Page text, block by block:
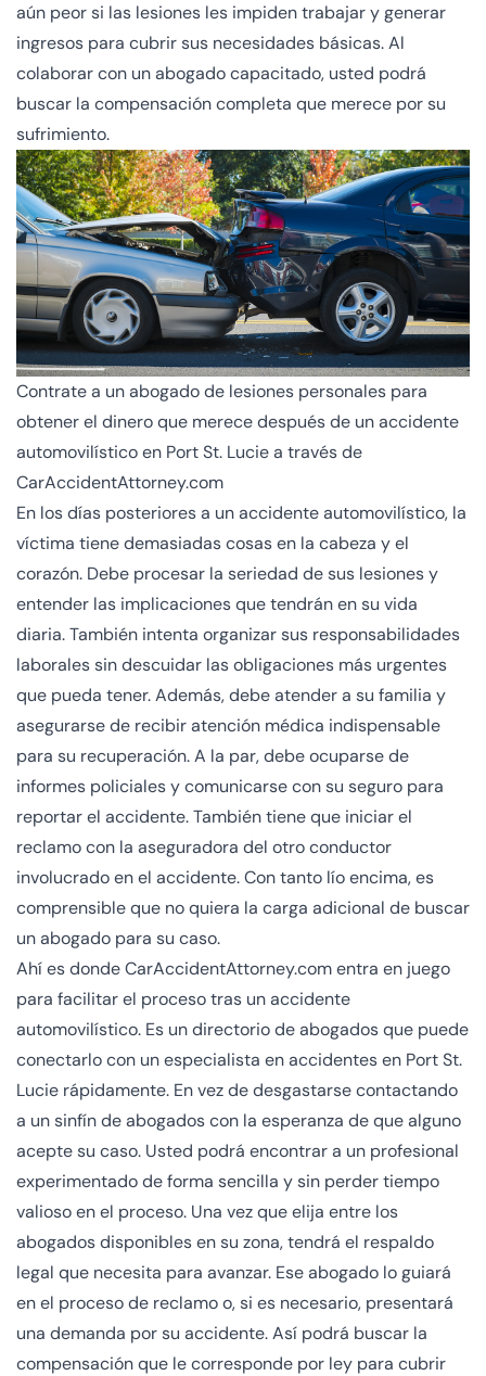
aún peor si las lesiones les impiden trabajar y generar
ingresos para cubrir sus necesidades básicas. Al
colaborar con un abogado capacitado, usted podrá
buscar la compensación completa que merece por su
sufrimiento.
Contrate a un abogado de lesiones personales para
obtener el dinero que merece después de un accidente
automovilístico en Port St. Lucie a través de
CarAccidentAttorney.com
En los días posteriores a un accidente automovilístico, la
víctima tiene demasiadas cosas en la cabeza y el
corazón. Debe procesar la seriedad de sus lesiones y
entender las implicaciones que tendrán en su vida
diaria. También intenta organizar sus responsabilidades
laborales sin descuidar las obligaciones más urgentes
que pueda tener. Además, debe atender a su familia y
asegurarse de recibir atención médica indispensable
para su recuperación. A la par, debe ocuparse de
informes policiales y comunicarse con su seguro para
reportar el accidente. También tiene que iniciar el
reclamo con la aseguradora del otro conductor
involucrado en el accidente. Con tanto lío encima, es
comprensible que no quiera la carga adicional de buscar
un abogado para su caso.
Ahí es donde CarAccidentAttorney.com entra en juego
para facilitar el proceso tras un accidente
automovilístico. Es un directorio de abogados que puede
conectarlo con un especialista en accidentes en Port St.
Lucie rápidamente. En vez de desgastarse contactando
a un sinfín de abogados con la esperanza de que alguno
acepte su caso. Usted podrá encontrar a un profesional
experimentado de forma sencilla y sin perder tiempo
valioso en el proceso. Una vez que elija entre los
abogados disponibles en su zona, tendrá el respaldo
legal que necesita para avanzar. Ese abogado lo guiará
en el proceso de reclamo o, si es necesario, presentará
una demanda por su accidente. Así podrá buscar la
compensación que le corresponde por ley para cubrir